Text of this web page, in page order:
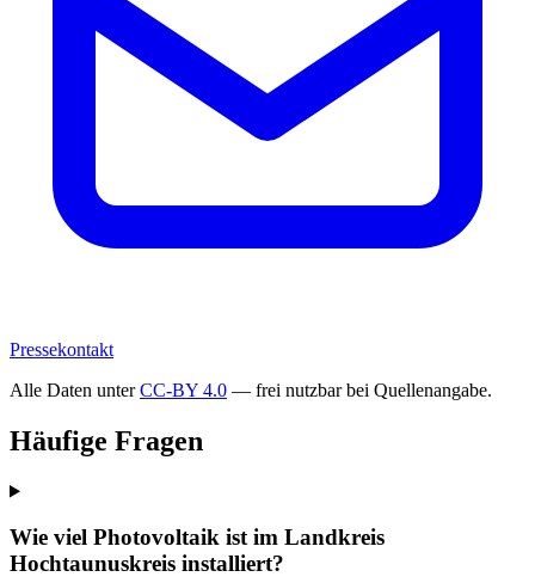
Pressekontakt
Alle Daten unterCC-BY 4.0 — frei nutzbar bei Quellenangabe.
Häufige Fragen
Wie viel Photovoltaik ist im Landkreis
Hochtaunuskreis installiert?